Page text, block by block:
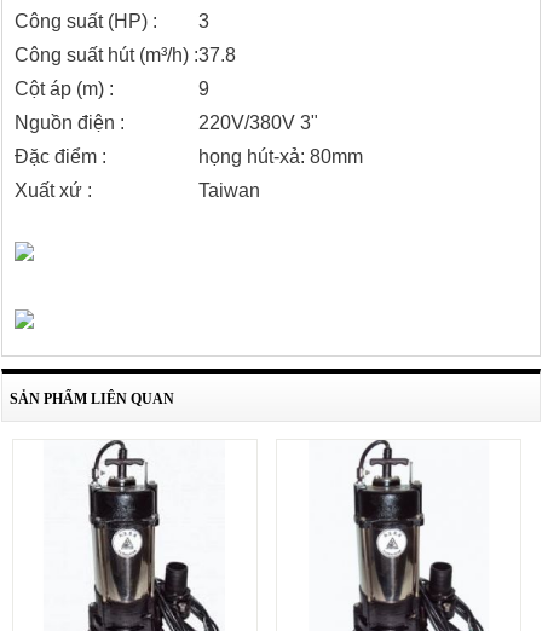
Công suất (HP) :
3
Công suất hút (m³/h) :37.8
Cột áp (m) :
9
Nguồn điện :
220V/380V 3"
Đặc điểm :
họng hút-xả: 80mm
Xuất xứ :
Taiwan
SẢN PHẨM LIÊN QUAN